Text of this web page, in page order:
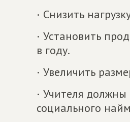
· Снизить
· Установить
в году.
· Увеличить
· Учителя
социального